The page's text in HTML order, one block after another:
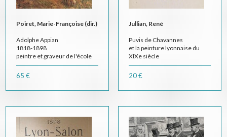
Poiret, Marie-Françoise (dir.)
Adolphe Appian
1818-1898
peintre et graveur de l'école
lyonnaise
65 €
Jullian, René
Puvis de Chavannes
et la peinture lyonnaise du
XIXe siècle
20 €